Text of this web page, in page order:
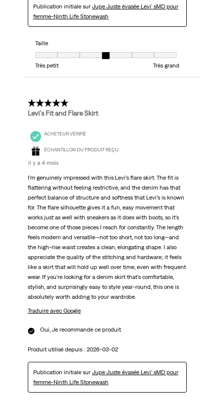
Publication initiale sur Jupe Juste évasée Levi' sMD pour
femme-Ninth Life Stonewash
Taille
Taille, 4 sur 7, où 1 est égal à Très petit et 7 est égal à Très grand
Très petit
Très grand
5 étoile(s) sur 5.
Levi's Fit and Flare Skirt
ACHETEUR VÉRIFIÉ
ÉCHANTILLON DU PRODUIT REÇU
il y a 4 mois
I’m genuinely impressed with this Levi’s flare skirt. The fit is
flattering without feeling restrictive, and the denim has that
perfect balance of structure and softness that Levi’s is known
for. The flare silhouette gives it a fun, easy movement that
works just as well with sneakers as it does with boots, so it’s
become one of those pieces I reach for constantly. The length
feels modern and versatile—not too short, not too long—and
the high-rise waist creates a clean, elongating shape. I also
appreciate the quality of the stitching and hardware; it feels
like a skirt that will hold up well over time, even with frequent
wear. If you’re looking for a denim skirt that’s comfortable,
stylish, and surprisingly easy to style year-round, this one is
absolutely worth adding to your wardrobe.
Traduire avec Google
Oui, Je recommande ce produit.
Produit utilisé depuis : 2026-03-02
Publication initiale sur Jupe Juste évasée Levi' sMD pour
femme-Ninth Life Stonewash